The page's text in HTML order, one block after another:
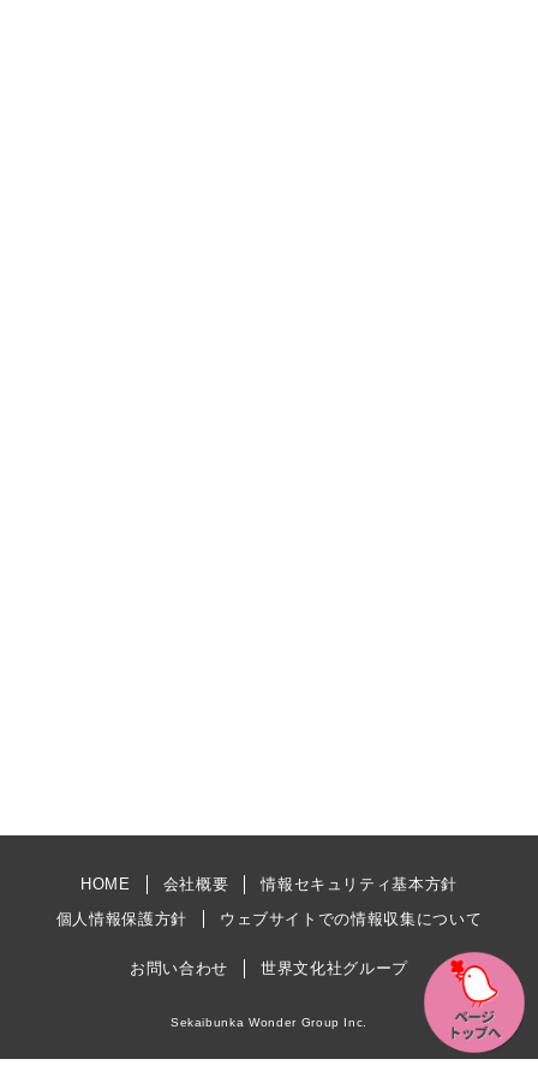
HOME 会社概要
情報セキュリティ基本方針
個人情報保護方針
ウェブサイトでの情報収集について
お問い合わせ 世界文化社グループ
Sekaibunka Wonder Group Inc.